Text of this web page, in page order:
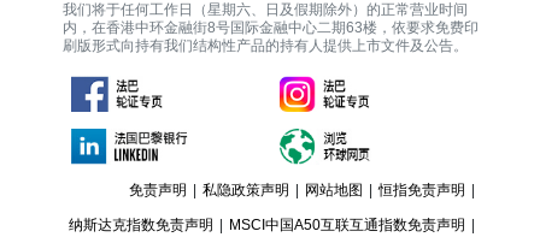
我们将于任何工作日（星期六、日及假期除外）的正常营业时间
内，在香港中环金融街8号国际金融中心二期63楼，依要求免费印
刷版形式向持有我们结构性产品的持有人提供上市文件及公告。
免责声明 私隐政策声明 网站地图 恒指免责声明
纳斯达克指数免责声明 MSCI中国A50互联互通指数免责声明